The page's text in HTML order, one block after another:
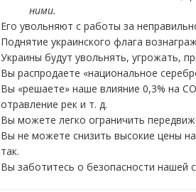
ними.
Его увольняют с работы за
Поднятие украинского флага
Украины будут увольнять, угрожать,
Вы распродаете «национальное
Вы «решаете» наше влияние 0,3% на
отравление рек и т. д.
Вы можете легко ограничить
Вы не можете снизить высокие цены
так.
Вы заботитесь о безопасности нашей